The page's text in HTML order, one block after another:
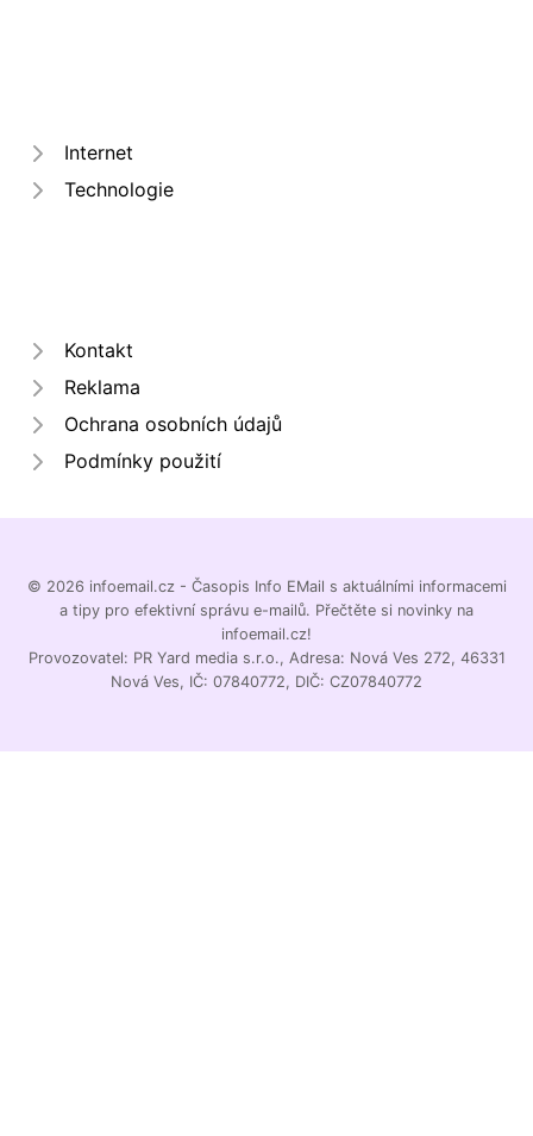
Internet
Technologie
Kontakt
Reklama
Ochrana osobních údajů
Podmínky použití
© 2026 infoemail.cz - Časopis Info EMail s aktuálními informacemi
a tipy pro efektivní správu e-mailů. Přečtěte si novinky na
infoemail.cz!
Provozovatel: PR Yard media s.r.o., Adresa: Nová Ves 272, 46331
Nová Ves, IČ: 07840772, DIČ: CZ07840772